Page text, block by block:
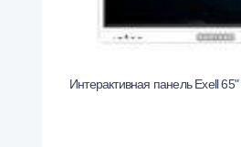
Интерактивная панель Exell